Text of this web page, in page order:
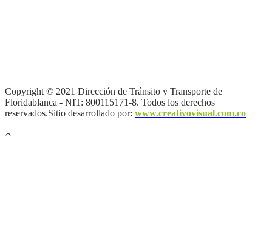
Copyright © 2021 Dirección de Tránsito y Transporte de
Floridablanca - NIT: 800115171-8. Todos los derechos
reservados.Sitio desarrollado por: www.creativovisual.com.co